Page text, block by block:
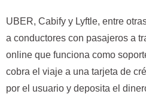
UBER, Cabify y Lyftle, entre
a conductores con pasajeros a
online que funciona como
cobra el viaje a una tarjeta de
por el usuario y deposita el